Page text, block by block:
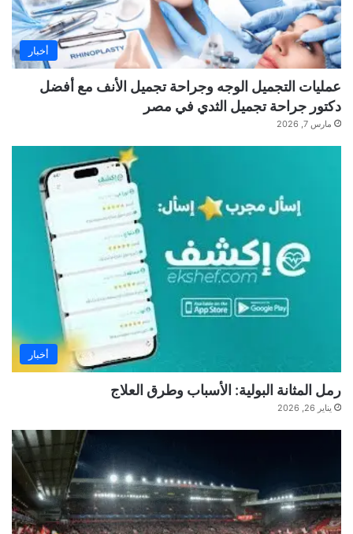
أخبار
عمليات التجميل الوجه وجراحة تجميل الأنف مع أفضل
دكتور جراحة تجميل الثدي في مصر
مارس 7, 2026
أخبار
رمل المثانة البولية: الأسباب وطرق العلاج
يناير 26, 2026